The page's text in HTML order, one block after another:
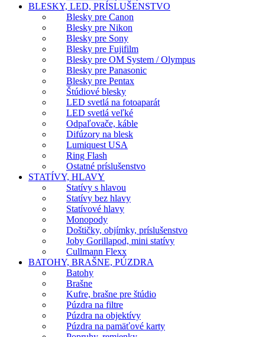
BLESKY, LED, PRÍSLUŠENSTVO
Blesky pre Canon
Blesky pre Nikon
Blesky pre Sony
Blesky pre Fujifilm
Blesky pre OM System / Olympus
Blesky pre Panasonic
Blesky pre Pentax
Štúdiové blesky
LED svetlá na fotoaparát
LED svetlá veľké
Odpaľovače, káble
Difúzory na blesk
Lumiquest USA
Ring Flash
Ostatné príslušenstvo
STATÍVY, HLAVY
Statívy s hlavou
Statívy bez hlavy
Statívové hlavy
Monopody
Doštičky, objímky, príslušenstvo
Joby Gorillapod, mini statívy
Cullmann Flexx
BATOHY, BRAŠNE, PÚZDRA
Batohy
Brašne
Kufre, brašne pre štúdio
Púzdra na filtre
Púzdra na objektívy
Púzdra na pamäťové karty